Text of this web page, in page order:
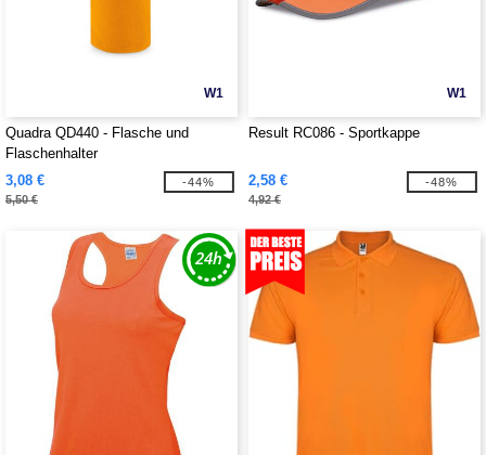
W1
Quadra QD440 - Flasche und
Flaschenhalter
3,08 €
5,50 €
-44%
W1
Result RC086 - Sportkappe
2,58 €
4,92 €
-48%